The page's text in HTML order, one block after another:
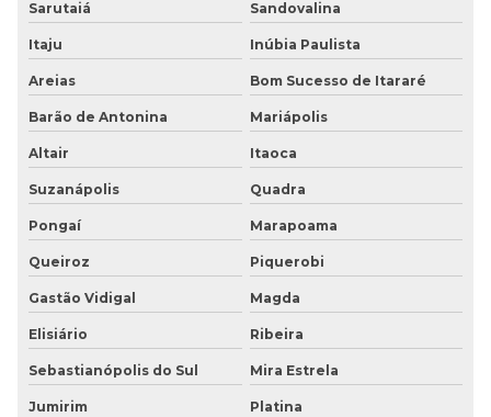
Sarutaiá Sandovalina
Itaju Inúbia Paulista
Areias Bom Sucesso de Itararé
Barão de Antonina Mariápolis
Altair Itaoca
Suzanápolis Quadra
Pongaí Marapoama
Queiroz Piquerobi
Gastão Vidigal Magda
Elisiário Ribeira
Sebastianópolis do Sul Mira Estrela
Jumirim Platina